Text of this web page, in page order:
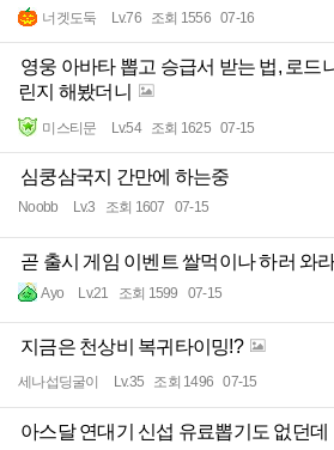
너겟도둑 Lv.76 조회 1556 07-16
영웅 아바타 뽑고 승급서 받는 법, 로드
린지 해봤더니
미스티문 Lv.54 조회 1625 07-15
심쿵삼국지 간만에 하는중
Noobb Lv.3 조회 1607 07-15
곧 출시 게임 이벤트 쌀먹이나 하러 와
Ayo Lv.21 조회 1599 07-15
지금은 천상비 복귀타이밍!?
세나섭딩굴이 Lv.35 조회 1496 07-15
아스달 연대기 신섭 유료뽑기도 없던데